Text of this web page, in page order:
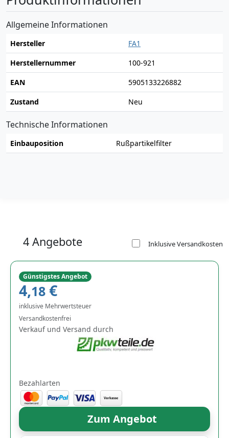
Allgemeine Informationen
Hersteller
FA1
Herstellernummer
100-921
EAN
5905133226882
Zustand
Neu
Technische Informationen
Einbauposition Rußpartikelfilter
4 Angebote Inklusive Versandkosten
Günstigstes Angebot
4,18 €
inklusive Mehrwertsteuer
Versandkostenfrei
Verkauf und Versand durch
Bezahlarten
Zum Angebot